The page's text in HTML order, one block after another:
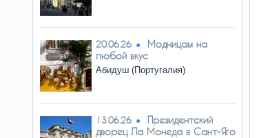
20.06.26
Модницам на
любой вкус
Абидуш (Португалия)
13.06.26
Президентский
дворец Ла Монеда в Сант-Яго